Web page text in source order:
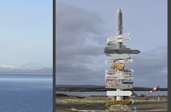
_0FP3844